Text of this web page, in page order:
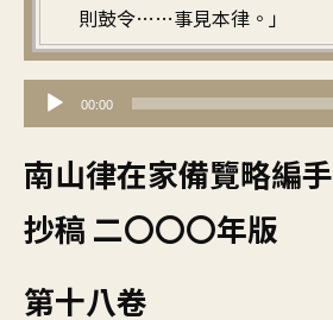
則鼓令……事見本律。」
訊
播
放
器
00:00
南山律在家備覽略編手
抄稿 二〇〇〇年版
第十八卷